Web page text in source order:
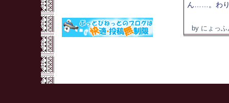
ん……。わり
by にょっ